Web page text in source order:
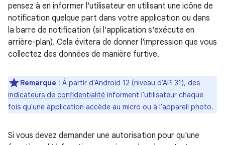
pensez à en informer l'utilisateur en utilisant une icône de
notification quelque part dans votre application ou dans
la barre de notification (si l'application s'exécute en
arrière-plan). Cela évitera de donner l'impression que vous
collectez des données de manière furtive.
Remarque : À partir d'Android 12 (niveau d'API 31), des
indicateurs de confidentialité informent l'utilisateur chaque
fois qu'une application accède au micro ou à l'appareil photo.
Si vous devez demander une autorisation pour qu'une